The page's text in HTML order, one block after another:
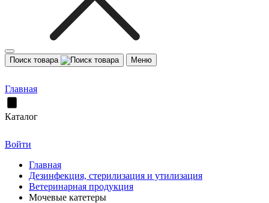
Поиск товара Меню
Главная
Каталог
Войти
Главная
Дезинфекция, стерилизация и утилизация
Ветеринарная продукция
Мочевые катетеры